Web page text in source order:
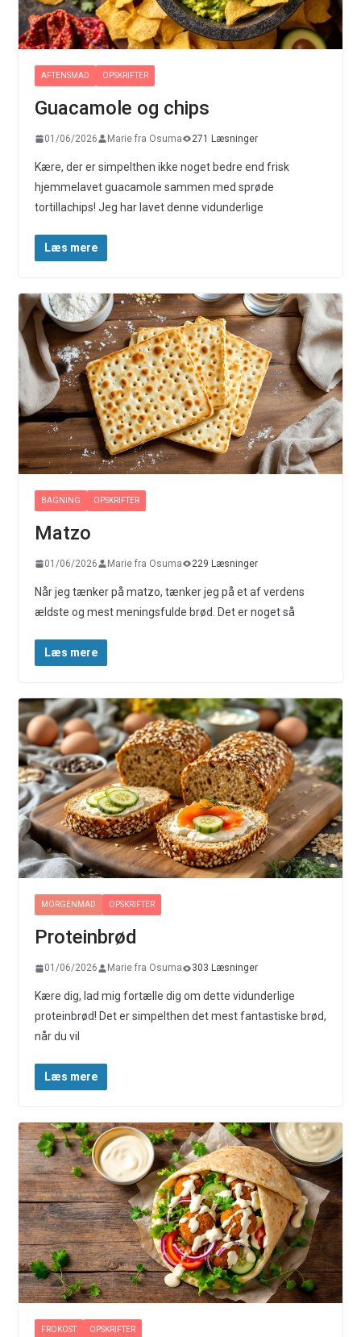
AFTENSMAD OPSKRIFTER
Guacamole og chips
01/06/2026 Marie fra Osuma 271 Læsninger
Kære, der er simpelthen ikke noget bedre end frisk
hjemmelavet guacamole sammen med sprøde
tortillachips! Jeg har lavet denne vidunderlige
Læs mere
BAGNING OPSKRIFTER
Matzo
01/06/2026 Marie fra Osuma 229 Læsninger
Når jeg tænker på matzo, tænker jeg på et af verdens
ældste og mest meningsfulde brød. Det er noget så
Læs mere
MORGENMAD OPSKRIFTER
Proteinbrød
01/06/2026 Marie fra Osuma 303 Læsninger
Kære dig, lad mig fortælle dig om dette vidunderlige
proteinbrød! Det er simpelthen det mest fantastiske brød,
når du vil
Læs mere
FROKOST OPSKRIFTER